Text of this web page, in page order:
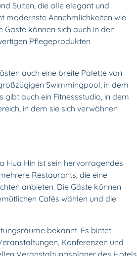
Suiten, die alle elegant und
modernste Annehmlichkeiten wie
können sich auch in den
Pflegeprodukten
auch eine breite Palette von
Swimmingpool, in dem
gibt auch ein Fitnessstudio, in dem
in dem sie sich verwöhnen
Hua Hin ist sein hervorragendes
Restaurants, die eine
anbieten. Die Gäste können
Cafés wählen und die
bekannt. Es bietet
Konferenzen und